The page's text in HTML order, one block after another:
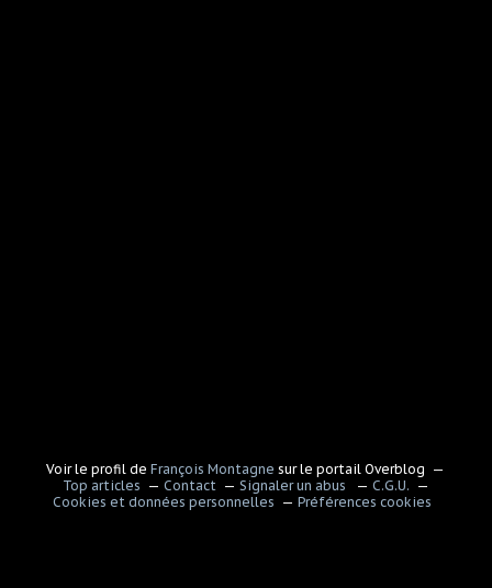
Voir le profil deFrançois Montagne sur le portail Overblog
Top articles
Contact Signaler un abus
C.G.U.
Cookies et données personnelles
Préférences cookies